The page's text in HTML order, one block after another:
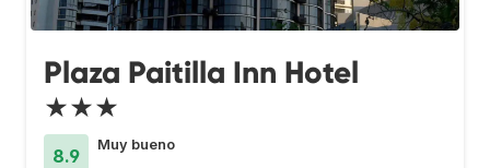
Plaza Paitilla Inn Hotel
★★★
8.9
Muy bueno